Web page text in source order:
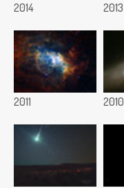
2014 2013
2011 2010